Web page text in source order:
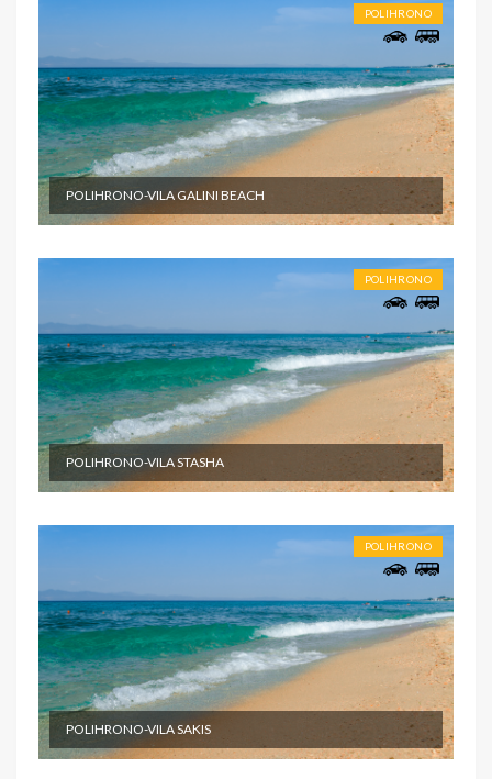
POLIHRONO
POLIHRONO-VILA GALINI BEACH
POLIHRONO
POLIHRONO-VILA STASHA
POLIHRONO
POLIHRONO-VILA SAKIS